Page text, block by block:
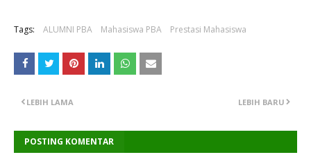
Tags: ALUMNI PBA Mahasiswa PBA Prestasi Mahasiswa
LEBIH BARU
LEBIH LAMA
POSTING KOMENTAR